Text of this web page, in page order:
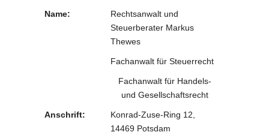
Name:
Rechtsanwalt und
Steuerberater Markus
Thewes
Fachanwalt für Steuerrecht
Fachanwalt für Handels-
und Gesellschaftsrecht
Anschrift:
Konrad-Zuse-Ring 12,
14469 Potsdam